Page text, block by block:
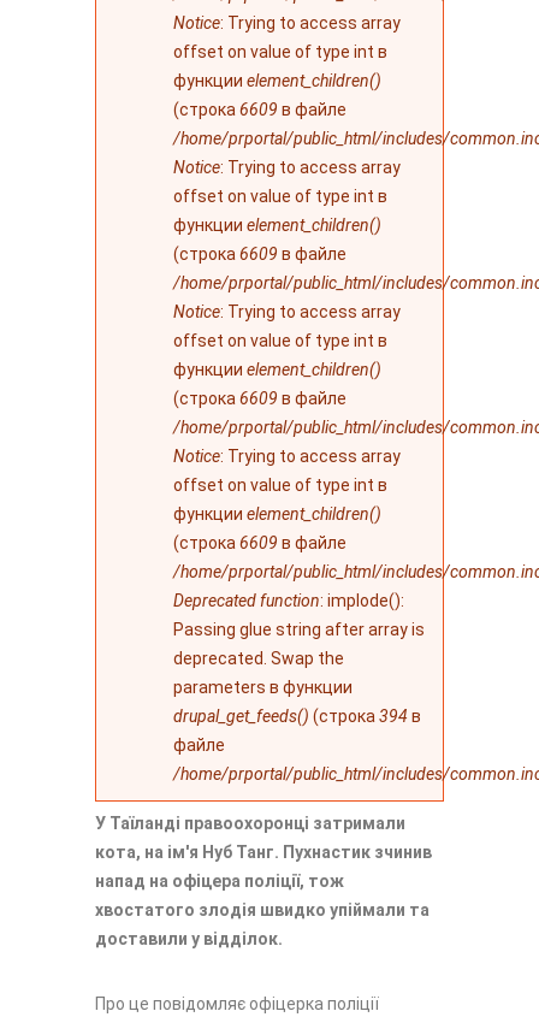
Notice: Trying to access array
offset on value of type int в
функции element_children()
(строка 6609 в файле
/home/prportal/public_html/includes/
Notice: Trying to access array
offset on value of type int в
функции element_children()
(строка 6609 в файле
/home/prportal/public_html/includes/
Notice: Trying to access array
offset on value of type int в
функции element_children()
(строка 6609 в файле
/home/prportal/public_html/includes/
Notice: Trying to access array
offset on value of type int в
функции element_children()
(строка 6609 в файле
/home/prportal/public_html/includes/
Deprecated function: implode():
Passing glue string after array is
deprecated. Swap the
parameters в функции
drupal_get_feeds() (строка 394в
файле
/home/prportal/public_html/includes/
У Таїланді правоохоронці затримали
кота, на ім'я Нуб Танг. Пухнастик зчинив
напад на офіцера поліції, тож
хвостатого злодія швидко упіймали та
доставили у відділок.
Про це повідомляє офіцерка поліції